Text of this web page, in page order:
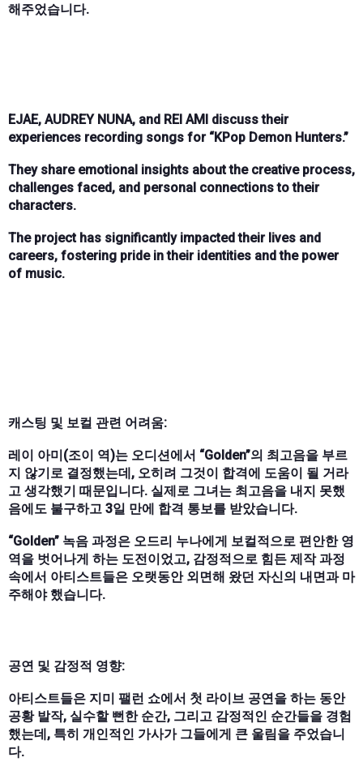
해주었습니다.
EJAE, AUDREY NUNA, and REI AMI discuss their
experiences recording songs for “KPop Demon Hunters.”
They share emotional insights about the creative process,
challenges faced, and personal connections to their
characters.
The project has significantly impacted their lives and
careers, fostering pride in their identities and the power
of music.
캐스팅 및 보컬 관련 어려움:
레이 아미(조이 역)는 오디션에서 “Golden”의 최고음을 부르
지 않기로 결정했는데, 오히려 그것이 합격에 도움이 될 거라
고 생각했기 때문입니다. 실제로 그녀는 최고음을 내지 못했
음에도 불구하고 3일 만에 합격 통보를 받았습니다.
“Golden” 녹음 과정은 오드리 누나에게 보컬적으로 편안한 영
역을 벗어나게 하는 도전이었고, 감정적으로 힘든 제작 과정
속에서 아티스트들은 오랫동안 외면해 왔던 자신의 내면과 마
주해야 했습니다.
공연 및 감정적 영향:
아티스트들은 지미 팰런 쇼에서 첫 라이브 공연을 하는 동안
공황 발작, 실수할 뻔한 순간, 그리고 감정적인 순간들을 경험
했는데, 특히 개인적인 가사가 그들에게 큰 울림을 주었습니
다.